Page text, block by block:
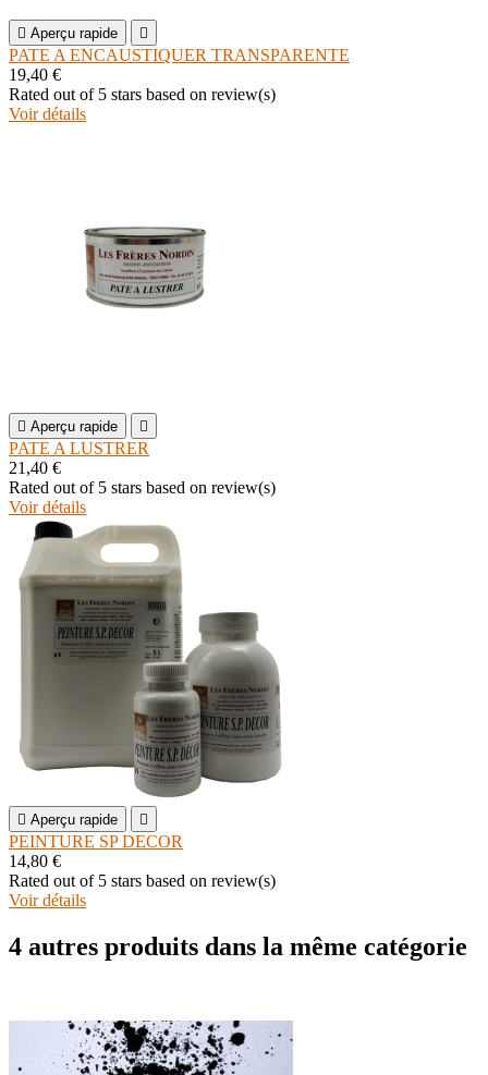
 Aperçu rapide 
PATE A ENCAUSTIQUER TRANSPARENTE
19,40 €
Rated out of 5 stars based on review(s)
Voir détails
 Aperçu rapide 
PATE A LUSTRER
21,40 €
Rated out of 5 stars based on review(s)
Voir détails
 Aperçu rapide 
PEINTURE SP DECOR
14,80 €
Rated out of 5 stars based on review(s)
Voir détails
4 autres produits dans la même catégorie